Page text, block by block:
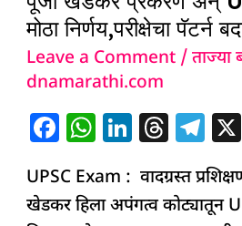
मोठा निर्णय,परीक्षेचा पॅटर्न
Leave a Comment /ताज्या
dnamarathi.com
F
c
e
W
at
s
Li
k
e
T
re
a
T
el
e
g
UPSC Exam : वादग्रस्त
खेडकर हिला अपंगत्व कोट्यातून
बदलला